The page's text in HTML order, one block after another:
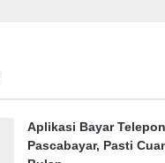
Aplikasi Bayar
Pascabayar, Pasti